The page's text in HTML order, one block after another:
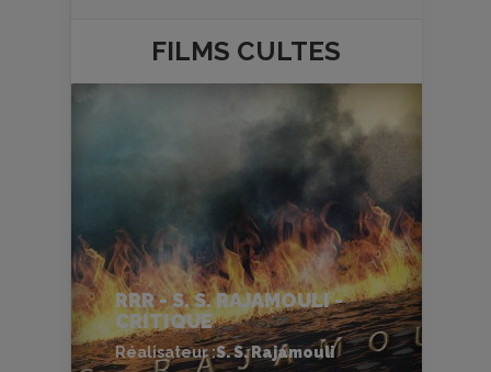
FILMS CULTES
RRR - S. S. RAJAMOULI -
CRITIQUE
Réalisateur :S. S. Rajamouli